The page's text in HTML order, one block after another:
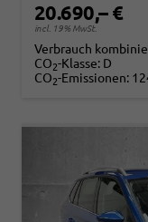
20.690,– €
incl. 19% MwSt.
Verbrauch
CO2-Klasse: D
CO2-Emissionen: